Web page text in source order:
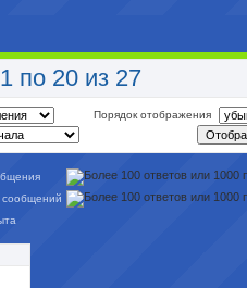
по 20 из 27
Порядок отображения